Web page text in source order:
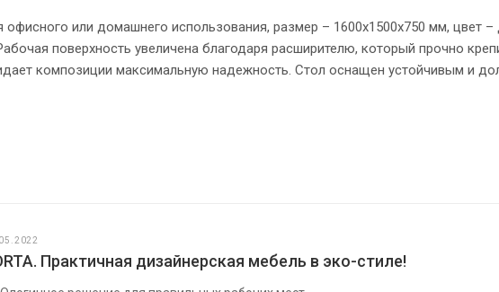
офисного или домашнего использования, размер – 1600х1500х750 мм, цвет
поверхность увеличена благодаря расширителю, который прочно
композиции максимальную надежность. Стол оснащен устойчивым и
столешницы». Солидная и прочная столешница 25 мм. Надежная защита
Практичная дизайнерская мебель в эко-стиле!